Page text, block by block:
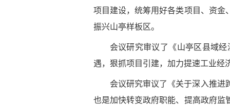
项目建设，统筹用好各类项目、资
振兴山亭样板区。
会议研究审议了《山亭区县域
遇，狠抓项目引建，加力提速工业经
会议研究审议了《关于深入推进
也是加快转变政府职能、提高政府